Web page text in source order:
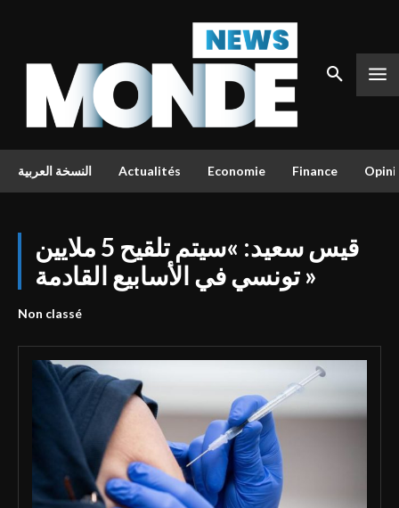
النسخة العربية Actualités Economie Finance
قيس سعيد: »سيتم تلقيح 5 ملايين
تونسي في الأسابيع القادمة »
Non classé